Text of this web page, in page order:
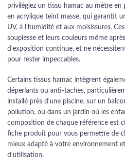
privilégiez un tissu hamac au mètre
en acrylique teint masse, qui garantit
UV, à l'humidité et aux moisissures.
souplesse et leurs couleurs même
d'exposition continue, et ne
pour rester impeccables.
Certains tissus hamac intègrent
déperlants ou anti-taches,
installé près d'une piscine, sur un
pollution, ou dans un jardin où les
composition de chaque référence est
fiche produit pour vous permettre de
mieux adapté à votre environnement
d'utilisation.